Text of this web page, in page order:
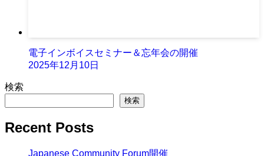
電子インボイスセミナー＆忘年会の開催
2025年12月10日
検索
検索
Recent Posts
Japanese Community Forum開催